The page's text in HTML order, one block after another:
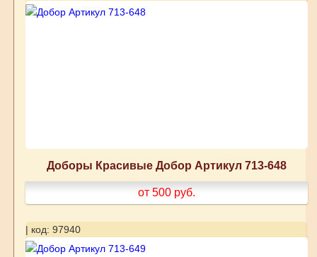
Доборы Красивые Добор Артикул 713-648
от 500 руб.
| код: 97940